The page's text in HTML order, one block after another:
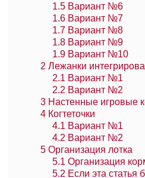
1.5 Вариант №6
1.6 Вариант №7
1.7 Вариант №8
1.8 Вариант №9
1.9 Вариант №10
2 Лежанки
2.1 Вариант №1
2.2 Вариант №2
3 Настенные игровые
4 Когтеточки
4.1 Вариант №1
4.2 Вариант №2
5 Организация лотка
5.1 Организация
5.2 Если эта статья